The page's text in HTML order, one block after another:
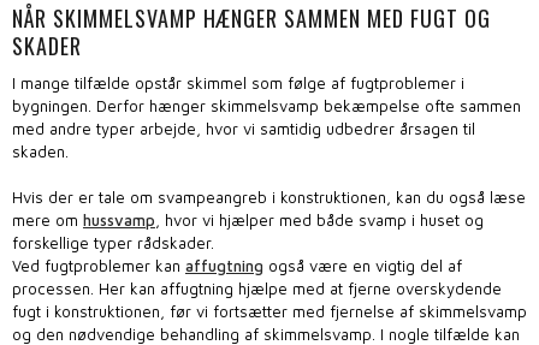
NÅR SKIMMELSVAMP HÆNGER SAMMEN MED FUGT OG
SKADER
I mange tilfælde opstår skimmel som følge af fugtproblemer i
bygningen. Derfor hænger skimmelsvamp bekæmpelse ofte sammen
med andre typer arbejde, hvor vi samtidig udbedrer årsagen til
skaden.
Hvis der er tale om svampeangreb i konstruktionen, kan du også læse
mere om hussvamp , hvor vi hjælper med både svamp i huset og
forskellige typer rådskader.
Ved fugtproblemer kan affugtning også være en vigtig del af
processen. Her kan affugtning hjælpe med at fjerne overskydende
fugt i konstruktionen, før vi fortsætter med fjernelse af skimmelsvamp
og den nødvendige behandling af skimmelsvamp. I nogle tilfælde kan